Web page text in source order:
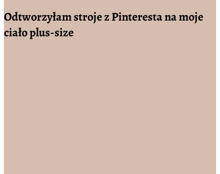
Odtworzyłam stroje z Pinteresta na moje
ciało plus-size